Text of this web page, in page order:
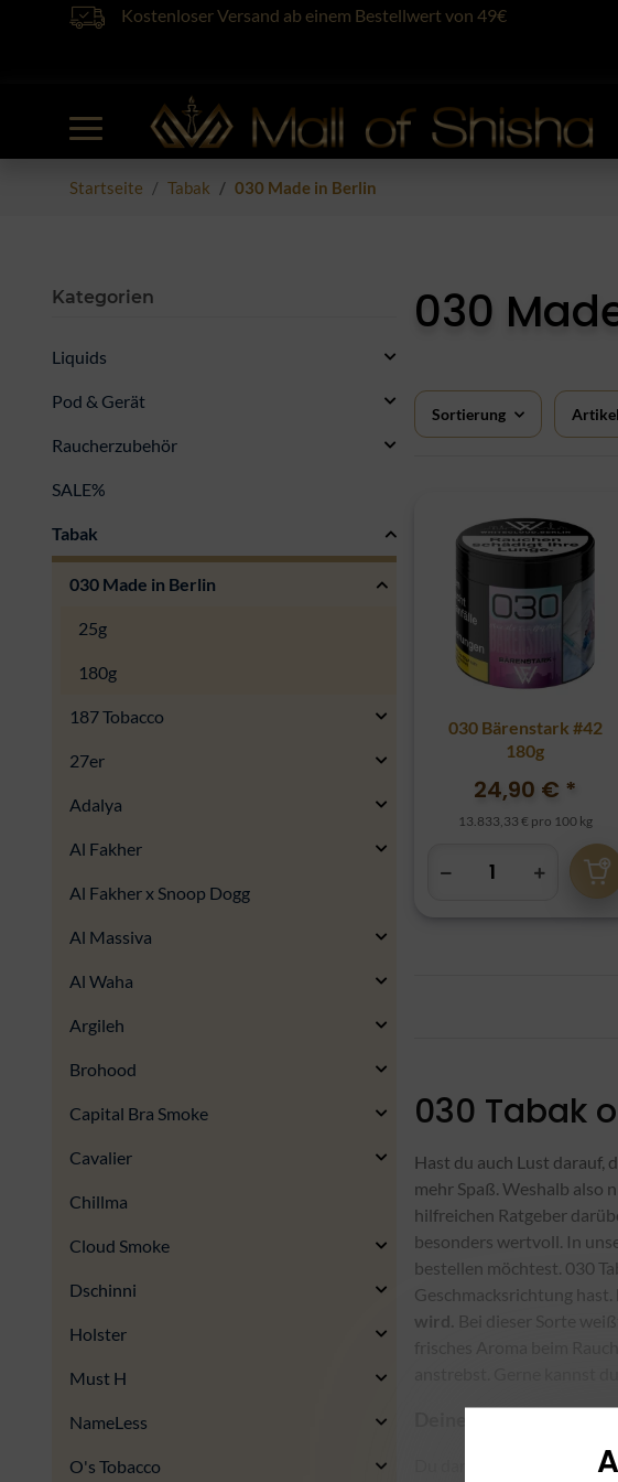
Kostenloser Versand ab einem Bestellwert von 49€
Startseite Tabak 030 Made in Berlin
030
Sortierung
030 Bärenstark #42
180g
24,90 € *
13.833,33 € pro 100 kg
030 Tabak
Hast du auch Lust darauf,
mehr Spaß. Weshalb also
hilfreichen Ratgeber
besonders wertvoll. In
bestellen möchtest. 030
Geschmacksrichtung hast.
wird. Bei dieser Sorte
frisches Aroma beim
Du darfst davon
Kategorien
Liquids
Pod & Gerät
Raucherzubehör
SALE%
Tabak
030 Made in Berlin
25g
180g
187 Tobacco
27er
Adalya
Al Fakher
Al Fakher x Snoop Dogg
Al Massiva
Al Waha
Argileh
Brohood
Capital Bra Smoke
Cavalier
Chillma
Cloud Smoke
Dschinni
Holster
Must H
NameLess
O's Tobacco